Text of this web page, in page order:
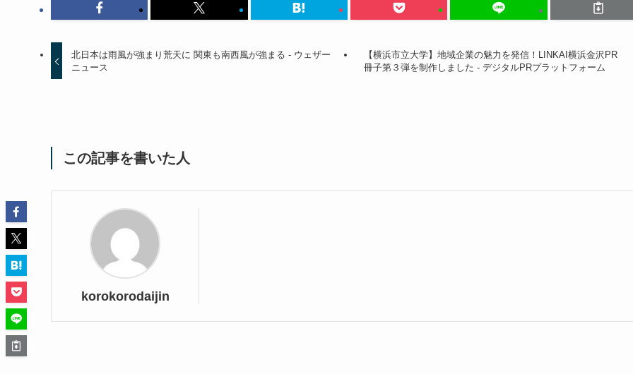
北日本は雨風が強まり荒天に 関東も南西風が強まる - ウェザー
ニュース
【横浜市立大学】地域企業の魅力を発信！LINKAI横浜金沢PR
冊子第３弾を制作しました - デジタルPRプラットフォーム
この記事を書いた人
korokorodaijin